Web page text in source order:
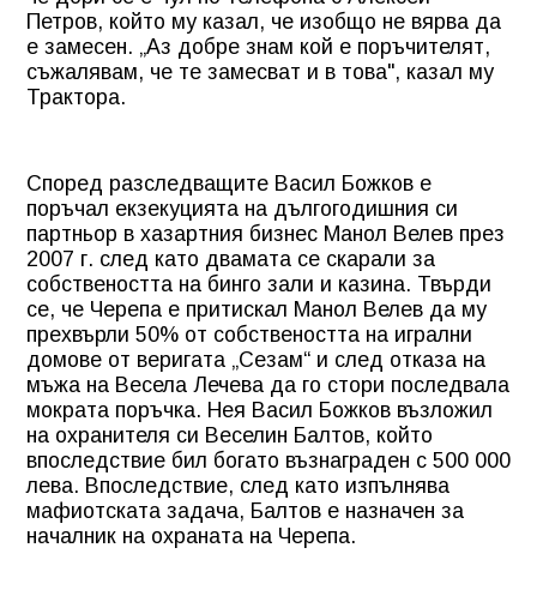
Петров, който му казал, че изобщо не вярва да
е замесен. „Аз добре знам кой е поръчителят,
съжалявам, че те замесват и в това", казал му
Трактора.
Според разследващите Васил Божков е
поръчал екзекуцията на дългогодишния си
партньор в хазартния бизнес Манол Велев през
2007 г. след като двамата се скарали за
собствеността на бинго зали и казина. Твърди
се, че Черепа е притискал Манол Велев да му
прехвърли 50% от собствеността на игрални
домове от веригата „Сезам“ и след отказа на
мъжа на Весела Лечева да го стори последвала
мократа поръчка. Нея Васил Божков възложил
на охранителя си Веселин Балтов, който
впоследствие бил богато възнаграден с 500 000
лева. Впоследствие, след като изпълнява
мафиотската задача, Балтов е назначен за
началник на охраната на Черепа.